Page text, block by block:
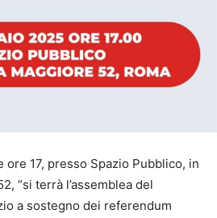
ore 17, presso Spazio Pubblico, in
“si terrà l’assemblea del
a sostegno dei referendum